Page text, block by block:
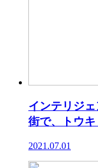
インテリジ
街で、トウキ
2021.07.01